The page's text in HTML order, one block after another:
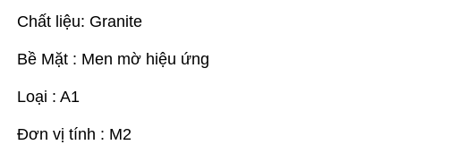
Chất liệu: Granite
Bề Mặt : Men mờ hiệu ứng
Loại : A1
Đơn vị tính : M2